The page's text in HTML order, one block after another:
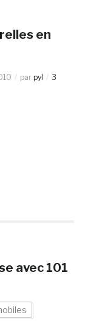
en
par pyl
3
avec 101